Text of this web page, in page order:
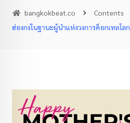
bangkokbeat.co Contents
ฮ่องกงในฐานะผู้นำแห่งวงการค็อกเทลโลก